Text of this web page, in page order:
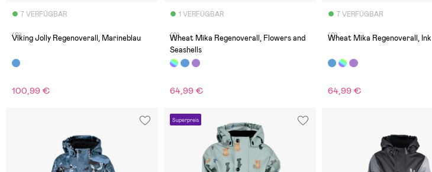
7 VERFÜGBAR
(0)
Viking Jolly Regenoverall, Marineblau
100,99 €
1 VERFÜGBAR
(0)
Wheat Mika Regenoverall, Flowers and
Seashells
64,99 €
7 VERFÜGBAR
(0)
Wheat Mika Regenoverall, Ink
64,99 €
Superpreis